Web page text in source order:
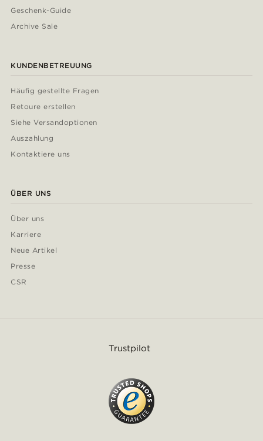
Geschenk-Guide
Archive Sale
KUNDENBETREUUNG
Häufig gestellte Fragen
Retoure erstellen
Siehe Versandoptionen
Auszahlung
Kontaktiere uns
ÜBER UNS
Über uns
Karriere
Neue Artikel
Presse
CSR
Trustpilot